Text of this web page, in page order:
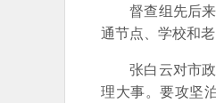
督查组先后
通节点、学校和
张白云对市
理大事。要攻坚